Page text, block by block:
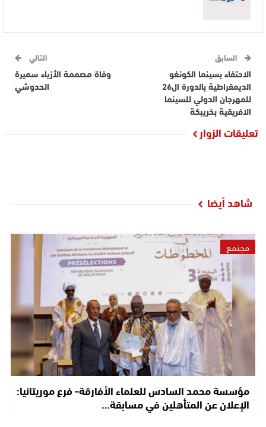
السابق
الاحتفاء بسينما الكونغو
الديمقراطية بالدورة ال26
للمهرجان الدولي للسينما
الافريقية بخريبكة
التالي
وفاة مصممة الأزياء سميرة
الحدوشي
تعليقات الزوار
شاهد أيضا
مجتمع
مؤسسة محمد السادس للعلماء الأفارقة- فرع موريتانيا:
الإعلان عن المتأهلين في مسابقة…